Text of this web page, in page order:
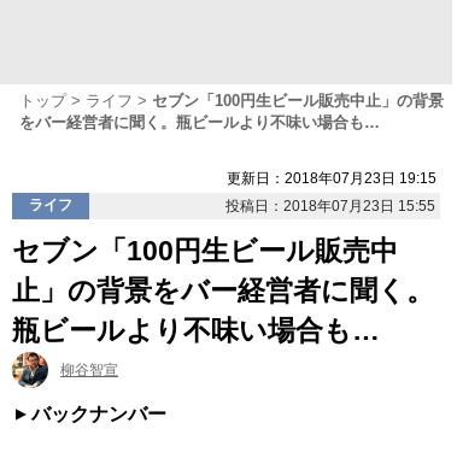
トップ ライフ
セブン「100円生ビール販売中止」の背景
をバー経営者に聞く。瓶ビールより不味い場合も…
更新日：2018年07月23日 19:15
ライフ
投稿日：2018年07月23日 15:55
セブン「100円生ビール販売中
止」の背景をバー経営者に聞く。
瓶ビールより不味い場合も…
柳谷智宣
バックナンバー